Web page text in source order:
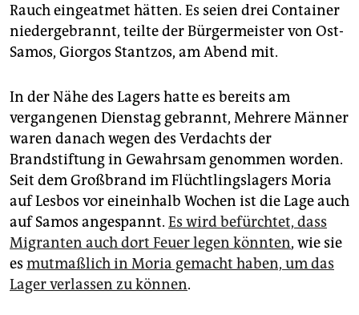
Rauch eingeatmet hätten. Es seien drei Container
niedergebrannt, teilte der Bürgermeister von Ost-
Samos, Giorgos Stantzos, am Abend mit.
In der Nähe des Lagers hatte es bereits am
vergangenen Dienstag gebrannt, Mehrere Männer
waren danach wegen des Verdachts der
Brandstiftung in Gewahrsam genommen worden.
Seit dem Großbrand im Flüchtlingslagers Moria
auf Lesbos vor eineinhalb Wochen ist die Lage auch
auf Samos angespannt. Es wird befürchtet, dass
Migranten auch dort Feuer legen könnten, wie sie
es mutmaßlich in Moria gemacht haben, um das
Lager verlassen zu können.